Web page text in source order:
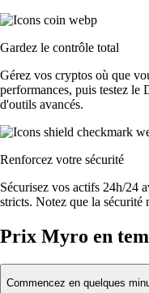
Gardez le contrôle total
Gérez vos cryptos où que
performances, puis testez
d'outils avancés.
Renforcez votre sécurité
Sécurisez vos actifs 24h/24
stricts. Notez que la sécurité
Prix Myro en
Commencez en quelques